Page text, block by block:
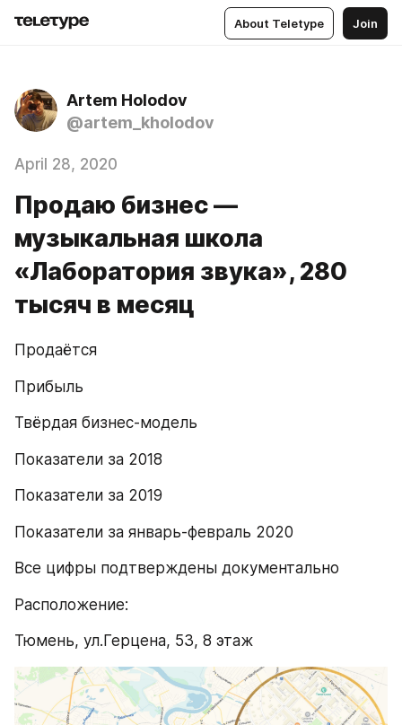
About Teletype Join
Artem Holodov
@artem_kholodov
April 28, 2020
Продаю бизнес —
музыкальная школа
«Лаборатория звука», 280
тысяч в месяц
Продаётся
Прибыль
Твёрдая бизнес-модель
Показатели за 2018
Показатели за 2019
Показатели за январь-февраль 2020
Все цифры подтверждены документально
Расположение:
Тюмень, ул.Герцена, 53, 8 этаж